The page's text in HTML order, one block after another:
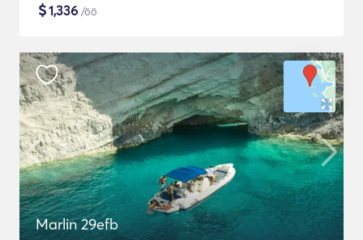
$1,336 /öö
Marlin 29efb